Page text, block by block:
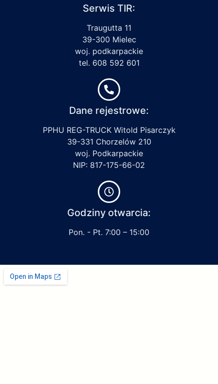
Serwis TIR:
Traugutta 11
39-300 Mielec
woj. podkarpackie
tel. 608 592 601
Dane rejestrowe:
PPHU REG-TRUCK Witold Pisarczyk
39-331 Chorzelów 210
woj. Podkarpackie
NIP: 817-175-66-02
Godziny otwarcia:
Pon. - Pt. 7:00 – 15:00